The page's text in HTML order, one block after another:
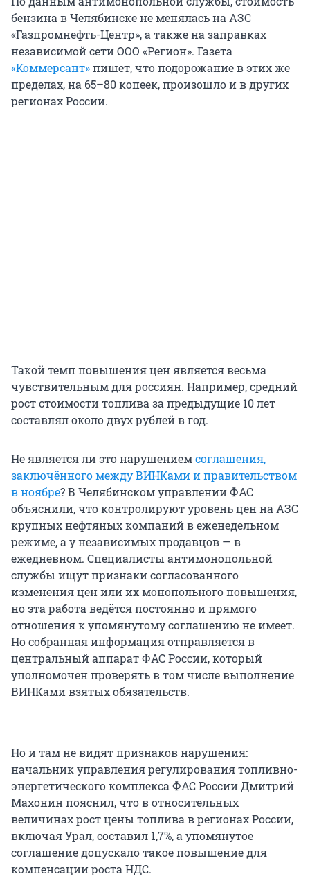
бензина в Челябинске не менялась на АЗС
«Газпромнефть-Центр», а также на заправках
независимой сети ООО «Регион». Газета
«Коммерсант»пишет, что подорожание в этих же
пределах, на 65–80 копеек, произошло и в других
регионах России.
Такой темп повышения цен является весьма
чувствительным для россиян. Например, средний
рост стоимости топлива за предыдущие 10 лет
составлял около двух рублей в год.
Не является ли это нарушениемсоглашения,
заключённого между ВИНКами и правительством
в ноябре? В Челябинском управлении ФАС
объяснили, что контролируют уровень цен на АЗС
крупных нефтяных компаний в еженедельном
режиме, а у независимых продавцов — в
ежедневном. Специалисты антимонопольной
службы ищут признаки согласованного
изменения цен или их монопольного повышения,
но эта работа ведётся постоянно и прямого
отношения к упомянутому соглашению не имеет.
Но собранная информация отправляется в
центральный аппарат ФАС России, который
уполномочен проверять в том числе выполнение
ВИНКами взятых обязательств.
Но и там не видят признаков нарушения:
начальник управления регулирования топливно-
энергетического комплекса ФАС России Дмитрий
Махонин пояснил, что в относительных
величинах рост цены топлива в регионах России,
включая Урал, составил 1,7%, а упомянутое
соглашение допускало такое повышение для
компенсации роста НДС.